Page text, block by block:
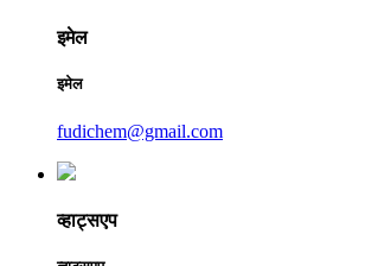
इमेल
इमेल
fudichem@gmail.com
व्हाट्सएप